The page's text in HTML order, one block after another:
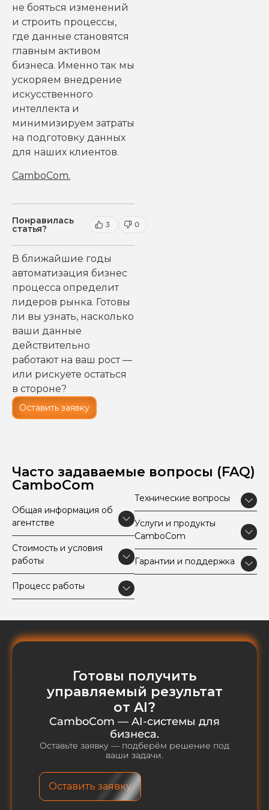
не бояться изменений
и строить процессы,
где данные становятся
главным активом
бизнеса. Именно так мы
ускоряем внедрение
искусственного
интеллекта и
минимизируем затраты
на подготовку данных
для наших клиентов.
CamboCom.
Понравилась
статья? 3 0
В ближайшие годы
автоматизация бизнес
процесса определит
лидеров рынка. Готовы
ли вы узнать, насколько
ваши данные
действительно
работают на ваш рост —
или рискуете остаться
в стороне?
Оставить заявку
Часто задаваемые вопросы (FAQ)
CamboCom
Общая информация об
агентстве
Стоимость и условия
работы
Процесс работы
Технические вопросы
Услуги и продукты
CamboCom
Гарантии и поддержка
Готовы получить
управляемый результат
от AI?
CamboCom — AI-системы для
бизнеса.
Оставьте заявку — подберём решение под
ваши задачи.
Оставить заявку